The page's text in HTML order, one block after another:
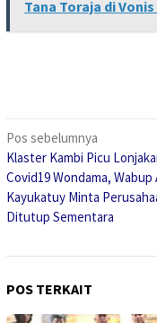
Tana Toraja di
Navigasi
pos
Pos sebelumnya
Klaster Kambi Picu
Covid19 Wondama, Wabup
Kayukatuy Minta
Ditutup Sementara
POS TERKAIT